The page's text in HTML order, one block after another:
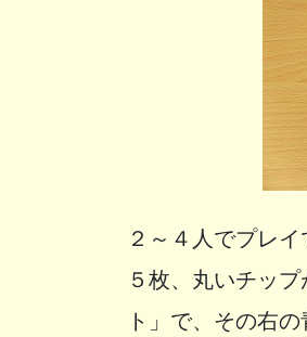
２～４人でプレ
５枚、丸いチッ
ト」で、その右